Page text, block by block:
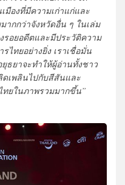
มืองที่มีความเก่าแก่และ
กกว่าจังหวัดอื่น ๆ ในเล่ม
รอยอดีตและมีประวัติความ
ไทยอย่างยิ่ง เราเชื่อมั่น
ธยาจะทำให้ผู้อ่านทั้งชาว
ดเพลินไปกับสีสันและ
ทยในภาพรวมมากขึ้น”